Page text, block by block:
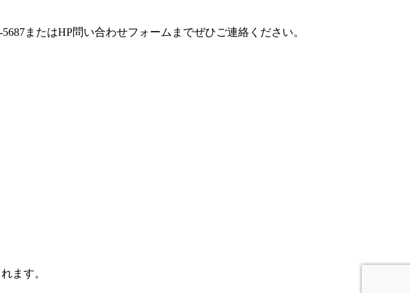
またはHP問い合わせフォームまでぜひご連絡ください。
ます。